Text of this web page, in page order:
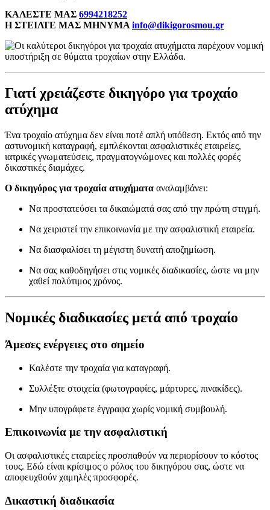
ΚΑΛΕΣΤΕ ΜΑΣ 6994218252
Η ΣΤΕΙΛΤΕ ΜΑΣ ΜΗΝΥΜΑ info@dikigorosmou.gr
Γιατί χρειάζεστε δικηγόρο για τροχαίο
ατύχημα
Ένα τροχαίο ατύχημα δεν είναι ποτέ απλή υπόθεση. Εκτός από την
αστυνομική καταγραφή, εμπλέκονται ασφαλιστικές εταιρείες,
ιατρικές γνωματεύσεις, πραγματογνώμονες και πολλές φορές
δικαστικές διαμάχες.
Ο δικηγόρος για τροχαία ατυχήματα αναλαμβάνει:
Να προστατεύσει τα δικαιώματά σας από την πρώτη στιγμή.
Να χειριστεί την επικοινωνία με την ασφαλιστική εταιρεία.
Να διασφαλίσει τη μέγιστη δυνατή αποζημίωση.
Να σας καθοδηγήσει στις νομικές διαδικασίες, ώστε να μην
χαθεί πολύτιμος χρόνος.
Νομικές διαδικασίες μετά από τροχαίο
Άμεσες ενέργειες στο σημείο
Καλέστε την τροχαία για καταγραφή.
Συλλέξτε στοιχεία (φωτογραφίες, μάρτυρες, πινακίδες).
Μην υπογράφετε έγγραφα χωρίς νομική συμβουλή.
Επικοινωνία με την ασφαλιστική
Οι ασφαλιστικές εταιρείες προσπαθούν να περιορίσουν το κόστος
τους. Εδώ είναι κρίσιμος ο ρόλος του δικηγόρου σας, ώστε να
αποφευχθούν χαμηλές προσφορές.
Δικαστική διαδικασία